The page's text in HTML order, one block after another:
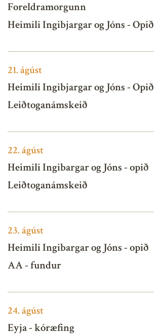
Foreldramorgunn
Heimili Ingibjargar og Jóns - Opið
21.ágúst
Heimili Ingibjargar og Jóns - Opið
Leiðtoganámskeið
22.ágúst
Heimili Ingibargar og Jóns - opið
Leiðtoganámskeið
23.ágúst
Heimili Ingibargar og Jóns - opið
AA - fundur
24.ágúst
Eyja - kóræfing